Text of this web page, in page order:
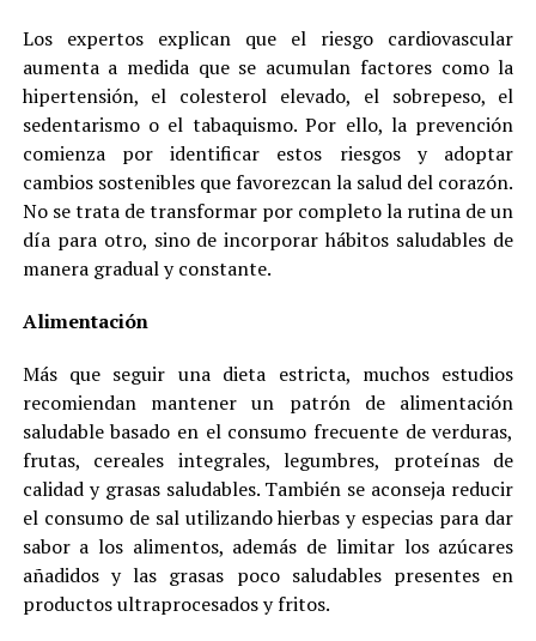
Los expertos explican que el riesgo cardiovascular
aumenta a medida que se acumulan factores como la
hipertensión, el colesterol elevado, el sobrepeso, el
sedentarismo o el tabaquismo. Por ello, la prevención
comienza por identificar estos riesgos y adoptar
cambios sostenibles que favorezcan la salud del corazón.
No se trata de transformar por completo la rutina de un
día para otro, sino de incorporar hábitos saludables de
manera gradual y constante.
Alimentación
Más que seguir una dieta estricta, muchos estudios
recomiendan mantener un patrón de alimentación
saludable basado en el consumo frecuente de verduras,
frutas, cereales integrales, legumbres, proteínas de
calidad y grasas saludables. También se aconseja reducir
el consumo de sal utilizando hierbas y especias para dar
sabor a los alimentos, además de limitar los azúcares
añadidos y las grasas poco saludables presentes en
productos ultraprocesados y fritos.